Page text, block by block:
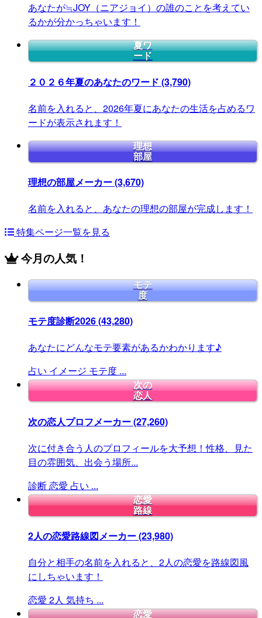
あなたが≒JOY（ニアジョイ）の誰のことを考えてい
るかが分かっちゃいます！
夏ワ
ード
２０２６年夏のあなたのワード (3,790)
名前を入れると、2026年夏にあなたの生活を占めるワ
ードが表示されます！
理想
部屋
理想の部屋メーカー(3,670)
名前を入れると、あなたの理想の部屋が完成します！
特集ページ一覧を見る
今月の人気！
モテ
度
モテ度診断2026(43,280)
あなたにどんなモテ要素があるかわかります♪
占い イメージ モテ度 ...
次の
恋人
次の恋人プロフメーカー(27,260)
次に付き合う人のプロフィールを大予想！性格、見た
目の雰囲気、出会う場所...
診断恋愛 占い ...
恋愛
路線
2人の恋愛路線図メーカー(23,980)
自分と相手の名前を入れると、2人の恋愛を路線図風
にしちゃいます！
恋愛 2人 気持ち ...
恋愛